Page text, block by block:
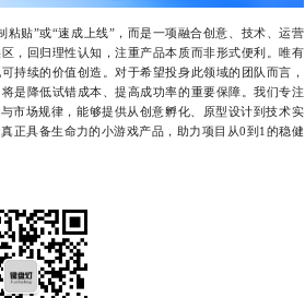
贴”或“速成上线”，而是一项融合创意、技术、运营
，回归理性认知，注重产品本质而非形式便利。唯有
持续的价值创造。对于希望投身此领域的团队而言，
是降低试错成本、提高成功率的重要保障。我们专注
市场规律，能够提供从创意孵化、原型设计到技术实
正具备生命力的小游戏产品，助力项目从0到1的稳健